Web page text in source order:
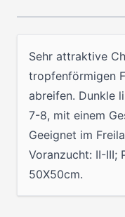
Sehr attraktive
tropfenförmigen
abreifen. Dunkle
7-8, mit einem
Geeignet im
Voranzucht: II-III;
50X50cm.